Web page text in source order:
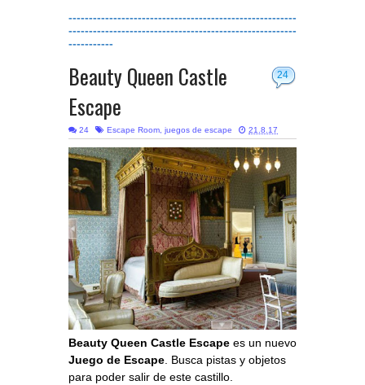
--------------------------------------------------------
--------------------------------------------------------
-----------
24
Beauty Queen Castle
Escape
24 Escape Room, juegos de escape 21.8.17
Beauty Queen Castle Escape es un nuevo
Juego de Escape. Busca pistas y objetos
para poder salir de este castillo.